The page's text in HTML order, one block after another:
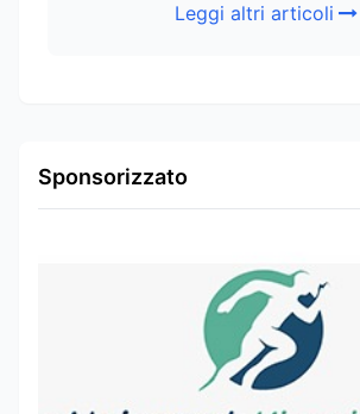
Leggi altri articoli
Sponsorizzato